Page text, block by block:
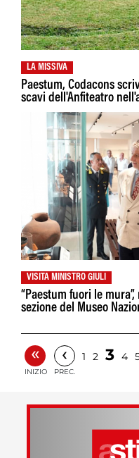
LA MISSIVA
Paestum, Codacons
scavi dell'Anfiteatro
VISITA MINISTRO GIULI
“Paestum fuori le
sezione del Museo
«
INIZIO
‹
PREC.
1 2 3 4